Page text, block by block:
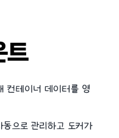
트
컨테이너 데이터를 영
으로 관리하고 도커가